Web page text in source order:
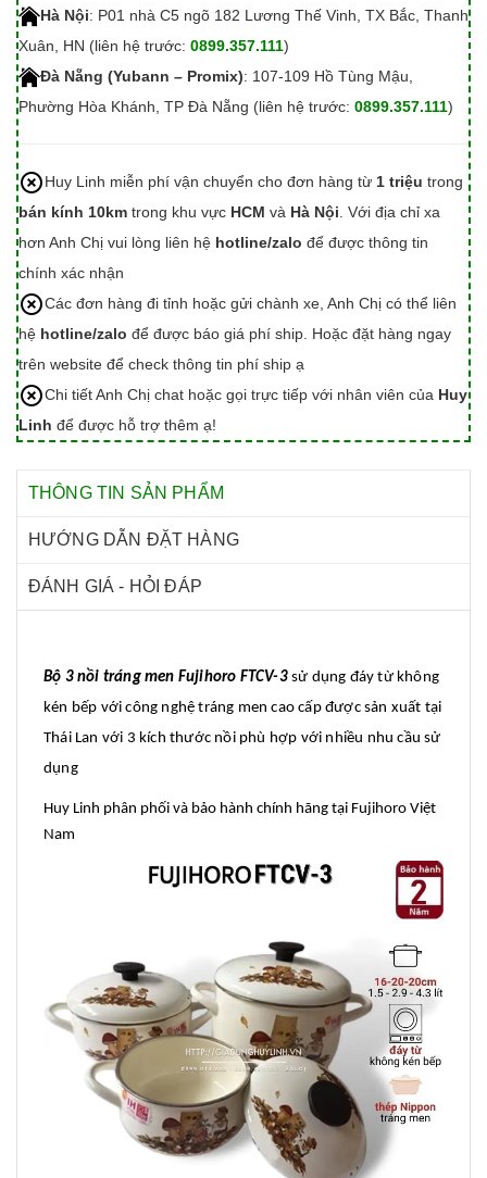
Hà Nội: P01 nhà C5 ngõ 182 Lương Thế Vinh, TX Bắc, Thanh
Xuân, HN (liên hệ trước: 0899.357.111)
Đà Nẵng (Yubann – Promix): 107-109 Hồ Tùng Mậu,
Phường Hòa Khánh, TP Đà Nẵng (liên hệ trước: 0899.357.111)
Huy Linh miễn phí vận chuyển cho đơn hàng từ 1 triệu trong
bán kính 10km trong khu vực HCM và Hà Nội . Với địa chỉ xa
hơn Anh Chị vui lòng liên hệ hotline/zalo để được thông tin
chính xác nhận
Các đơn hàng đi tỉnh hoặc gửi chành xe, Anh Chị có thể liên
hệ hotline/zalo để được báo giá phí ship. Hoặc đặt hàng ngay
trên website để check thông tin phí ship ạ
Chi tiết Anh Chị chat hoặc gọi trực tiếp với nhân viên của Huy
Linh để được hỗ trợ thêm ạ!
THÔNG TIN SẢN PHẨM
HƯỚNG DẪN ĐẶT HÀNG
ĐÁNH GIÁ - HỎI ĐÁP
Bộ 3 nồi tráng men Fujihoro FTCV-3 sử dụng đáy từ không
kén bếp với công nghệ tráng men cao cấp được sản xuất tại
Thái Lan với 3 kích thước nồi phù hợp với nhiều nhu cầu sử
dụng
Huy Linh phân phối và bảo hành chính hãng tại Fujihoro Việt
Nam